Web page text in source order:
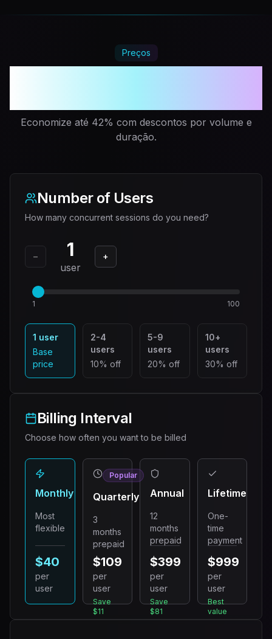
Preços
Economize até 42% com descontos por volume e
duração.
Number of Users
How many concurrent sessions do you need?
− 1
user
+
1 100
1 user
Base
price
2-4
users
10% off
5-9
users
20% off
10+
users
30% off
Billing Interval
Choose how often you want to be billed
Monthly
Most
flexible
$40
per
user
Popular
Quarterly
3
months
prepaid
$109
per
user
Save
$11
Annual
12
months
prepaid
$399
per
user
Save
$81
Lifetime
One-
time
payment
$999
per
user
Best
value